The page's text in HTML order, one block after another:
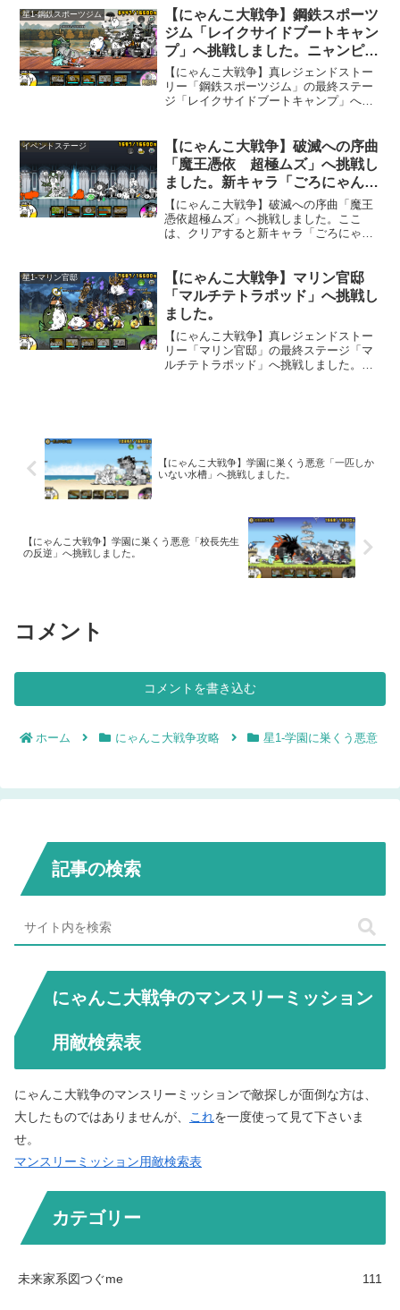
てきますｗ。
星1-鋼鉄スポーツジム
【にゃんこ大戦争】鋼鉄スポーツ
ジム「レイクサイドブートキャン
プ」へ挑戦しました。ニャンピュ
ーター使用。
【にゃんこ大戦争】真レジェンドストー
リー「鋼鉄スポーツジム」の最終ステー
ジ「レイクサイドブートキャンプ」へ挑
って敵が出てきてしまいました。
イベントステージ
【にゃんこ大戦争】破滅への序曲
「魔王憑依 超極ムズ」へ挑戦し
ました。新キャラ「ごろにゃん」
を獲得出来るステージです。
【にゃんこ大戦争】破滅への序曲「魔王
憑依超極ムズ」へ挑戦しました。ここ
は、クリアすると新キャラ「ごろにゃ
ネコ帝王」登場です。
星1-マリン官邸
【にゃんこ大戦争】マリン官邸
「マルチテトラポッド」へ挑戦し
ました。
【にゃんこ大戦争】真レジェンドストー
リー「マリン官邸」の最終ステージ「マ
ルチテトラポッド」へ挑戦しました。こ
【にゃんこ大戦争】学園に巣くう悪意「一匹しか
いない水槽」へ挑戦しました。
【にゃんこ大戦争】学園に巣くう悪意「校長先生
の反逆」へ挑戦しました。
コメント
コメントを書き込む
ホーム にゃんこ大戦争攻略 星1-学園に巣くう悪意
記事の検索
にゃんこ大戦争のマンスリーミッション
用敵検索表
にゃんこ大戦争のマンスリーミッションで敵探しが面倒な方は、
大したものではありませんが、 これを一度使って見て下さいま
せ。
マンスリーミッション用敵検索表
カテゴリー
未来家系図つぐme 111